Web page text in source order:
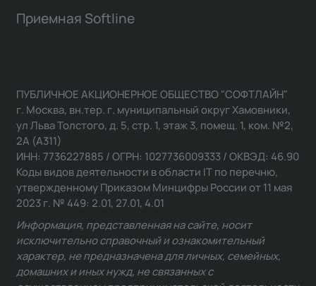
Приемная Softline
ПУБЛИЧНОЕ АКЦИОНЕРНОЕ ОБЩЕСТВО "СОФТЛАЙН"
г. Москва, вн.тер. г. муниципальный округ Хамовники,
ул Льва Толстого, д. 5, стр. 1, этаж 3, помещ. 1, ком. №2,
2А (А311)
ИНН: 7736227885 / ОГРН: 1027736009333 / ОКВЭД: 46.90
Коды видов деятельности в области IT по перечню,
утвержденному Приказом Минцифры России от 11 мая
2023 г. № 449: 2.01, 27.01, 4.01
Информация, представленная на сайте, носит
исключительно справочный и ознакомительный
характер, не предназначена для личных, семейных,
домашних и иных нужд, не связанных с